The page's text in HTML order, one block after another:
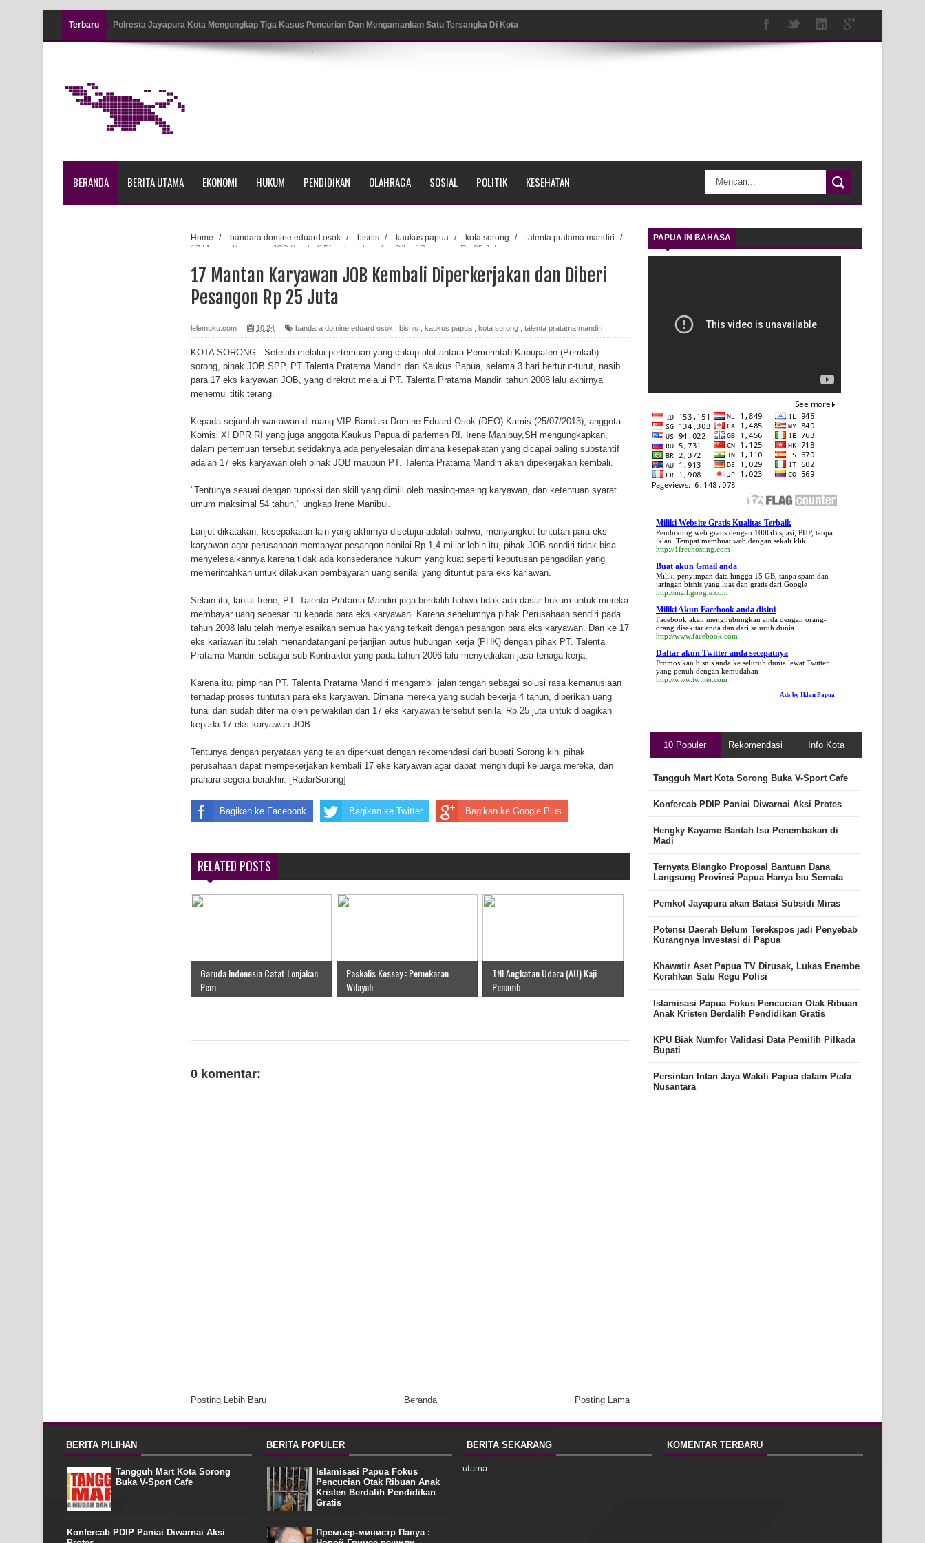
Terbaru Polresta Jayapura Kota Mengungkap Tiga Kasus Pencurian Dan Mengamankan Satu Tersangka Di Kota
Kapolresta Jayapura Kota Mengapresiasi Antusiasme Warga Saat Nonton Bareng Final Piala Dunia 2026 di
Lima Rumah Pribadi Terbakar Di Hamadi Jayapura Selatan
Polres Jayapura Terima Laporan Hilangnya Agustina Ester Bonsapia
Marthen Medlama Sebut Pemprov Papua Siapkan 1000 Kuota Beasiswa Mace
BRI Region 18 Jayapura Salurkan Bantuan CSR untuk RS Bhayangkara Polda Papua pada Peringatan Hari
Indonesia Turns Remote Papua Frontier into National Food Belt with Mechanized Rice Expansion
Mantan Sekda Jayawijaya Jadi Tersangka Kasus Korupsi Jalan Lingkar
Papuan Artisans Take Center Stage at Indonesia's National Craft Anniversary in Makassar
Presenter TVRI Papua Barat Yanto Idorway Masih Hilang
Air Terjun Memti Pesona Tersembunyi di Kabupaten Pegunungan Arfak
Pencarian Hari Keenam Korban Hanyut di Air Terjun Memti Belum Hasil, Polisi Periksa Saksi dan Kerahkan
.
BERANDA BERITA UTAMA EKONOMI HUKUM PENDIDIKAN OLAHRAGA SOSIAL POLITIK KESEHATAN
Home / bandara domine eduard osok / bisnis / kaukus papua / kota sorong / talenta pratama mandiri
/
17 Mantan Karyawan JOB Kembali Diperkerjakan dan Diberi Pesangon Rp 25 Juta
17 Mantan Karyawan JOB Kembali Diperkerjakan dan Diberi
Pesangon Rp 25 Juta
lelemuku.com 10:24 bandara domine eduard osok bisnis kaukus papua kota sorong talenta pratama mandiri
KOTA SORONG - Setelah melalui pertemuan yang cukup alot antara Pemerintah Kabupaten (Pemkab)
sorong, pihak JOB SPP, PT Talenta Pratama Mandiri dan Kaukus Papua, selama 3 hari berturut-turut, nasib
para 17 eks karyawan JOB, yang direkrut melalui PT. Talenta Pratama Mandiri tahun 2008 lalu akhirnya
menemui titik terang.
Kepada sejumlah wartawan di ruang VIP Bandara Domine Eduard Osok (DEO) Kamis (25/07/2013), anggota
Komisi XI DPR RI yang juga anggota Kaukus Papua di parlemen RI, Irene Manibuy,SH mengungkapkan,
dalam pertemuan tersebut setidaknya ada penyelesaian dimana kesepakatan yang dicapai paling substantif
adalah 17 eks karyawan oleh pihak JOB maupun PT. Talenta Pratama Mandiri akan dipekerjakan kembali.
"Tentunya sesuai dengan tupoksi dan skill yang dimili oleh masing-masing karyawan, dan ketentuan syarat
umum maksimal 54 tahun," ungkap Irene Manibui.
Lanjut dikatakan, kesepakatan lain yang akhirnya disetujui adalah bahwa, menyangkut tuntutan para eks
karyawan agar perusahaan membayar pesangon senilai Rp 1,4 miliar lebih itu, pihak JOB sendiri tidak bisa
menyelesaikannya karena tidak ada konsederance hukum yang kuat seperti keputusan pengadilan yang
memerintahkan untuk dilakukan pembayaran uang senilai yang dituntut para eks kariawan.
Selain itu, lanjut Irene, PT. Talenta Pratama Mandiri juga berdalih bahwa tidak ada dasar hukum untuk mereka
membayar uang sebesar itu kepada para eks karyawan. Karena sebelumnya pihak Perusahaan sendiri pada
tahun 2008 lalu telah menyelesaikan semua hak yang terkait dengan pesangon para eks karyawan. Dan ke 17
eks kariawan itu telah menandatangani perjanjian putus hubungan kerja (PHK) dengan pihak PT. Talenta
Pratama Mandiri sebagai sub Kontraktor yang pada tahun 2006 lalu menyediakan jasa tenaga kerja,
Karena itu, pimpinan PT. Talenta Pratama Mandiri mengambil jalan tengah sebagai solusi rasa kemanusiaan
terhadap proses tuntutan para eks karyawan. Dimana mereka yang sudah bekerja 4 tahun, diberikan uang
tunai dan sudah diterima oleh perwakilan dari 17 eks karyawan tersebut senilai Rp 25 juta untuk dibagikan
kepada 17 eks karyawan JOB.
Tentunya dengan peryataan yang telah diperkuat dengan rekomendasi dari bupati Sorong kini pihak
perusahaan dapat mempekerjakan kembali 17 eks karyawan agar dapat menghidupi keluarga mereka, dan
prahara segera berakhir. [RadarSorong]
Bagikan ke Facebook Bagikan ke Twitter Bagikan ke Google Plus
RELATED POSTS
Garuda Indonesia Catat Lonjakan
Pem...
Paskalis Kossay : Pemekaran
Wilayah...
TNI Angkatan Udara (AU) Kaji
Penamb...
0 komentar:
Posting Lebih Baru Posting Lama
Beranda
PAPUA IN BAHASA
Miliki Website Gratis Kualitas Terbaik
Pendukung web gratis dengan 100GB spasi, PHP, tanpa
iklan. Tempat membuat web dengan sekali klik
http://1freehosting.com
Buat akun Gmail anda
Miliki penyimpan data hingga 15 GB, tanpa spam dan
jaringan bisnis yang luas dan gratis dari Google
http://mail.google.com
Miliki Akun Facebook anda disini
Facebook akan menghubungkan anda dengan orang-
orang disekitar anda dan dari seluruh dunia
http://www.facebook.com
Daftar akun Twitter anda secepatnya
Promosikan bisnis anda ke seluruh dunia lewat Twitter
yang penuh dengan kemudahan
http://www.twitter.com
Ads by Iklan Papua
10 Populer Rekomendasi Info Kota
Tangguh Mart Kota Sorong Buka V-Sport Cafe
Konfercab PDIP Paniai Diwarnai Aksi Protes
Hengky Kayame Bantah Isu Penembakan di
Madi
Ternyata Blangko Proposal Bantuan Dana
Langsung Provinsi Papua Hanya Isu Semata
Pemkot Jayapura akan Batasi Subsidi Miras
Potensi Daerah Belum Terekspos jadi Penyebab
Kurangnya Investasi di Papua
Khawatir Aset Papua TV Dirusak, Lukas Enembe
Kerahkan Satu Regu Polisi
Islamisasi Papua Fokus Pencucian Otak Ribuan
Anak Kristen Berdalih Pendidikan Gratis
KPU Biak Numfor Validasi Data Pemilih Pilkada
Bupati
Persintan Intan Jaya Wakili Papua dalam Piala
Nusantara
BERITA PILIHAN
Tangguh Mart Kota Sorong
Buka V-Sport Cafe
Konfercab PDIP Paniai Diwarnai Aksi
BERITA POPULER
Islamisasi Papua Fokus
Pencucian Otak Ribuan Anak
Kristen Berdalih Pendidikan
Gratis
Премьер-министр Папуа :
BERITA SEKARANG
utama
KOMENTAR TERBARU